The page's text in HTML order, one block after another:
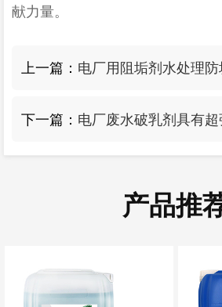
献力量。
上一篇： 电厂用阻垢剂水处理防
下一篇：
产品推